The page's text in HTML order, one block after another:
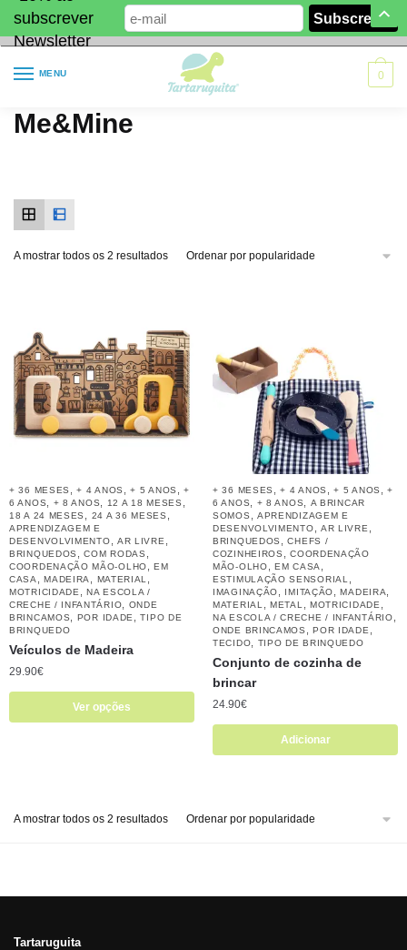
subscrever
Newsletter
MENU 0
Me&Mine
A mostrar todos os 2 resultados
+ 36 MESES ,+ 4 ANOS ,+ 5 ANOS ,+
6 ANOS
+ 8 ANOS 12 A 18 MESES
18 A 24 MESES 24 A 36 MESES
APRENDIZAGEM E
DESENVOLVIMENTO
AR LIVRE
BRINQUEDOS ,COM RODAS
COORDENAÇÃO MÃO-OLHO ,EM
CASA
,MADEIRA MATERIAL
MOTRICIDADE ,NA ESCOLA /
CRECHE / INFANTÁRIO
ONDE
BRINCAMOS
POR IDADE ,TIPO DE
BRINQUEDO
Veículos de Madeira
29.90€
Ver opções
+ 36 MESES ,+ 4 ANOS ,+ 5 ANOS ,+
6 ANOS
+ 8 ANOS
A BRINCAR
SOMOS
APRENDIZAGEM E
DESENVOLVIMENTO
AR LIVRE
BRINQUEDOS ,CHEFS /
COZINHEIROS
,COORDENAÇÃO
MÃO-OLHO
,EM CASA
ESTIMULAÇÃO SENSORIAL
IMAGINAÇÃO IMITAÇÃO ,MADEIRA
MATERIAL ,METAL MOTRICIDADE
NA ESCOLA / CRECHE / INFANTÁRIO
ONDE BRINCAMOS ,POR IDADE
TECIDO TIPO DE BRINQUEDO
Conjunto de cozinha de
brincar
24.90€
Adicionar
A mostrar todos os 2 resultados
Tartaruguita